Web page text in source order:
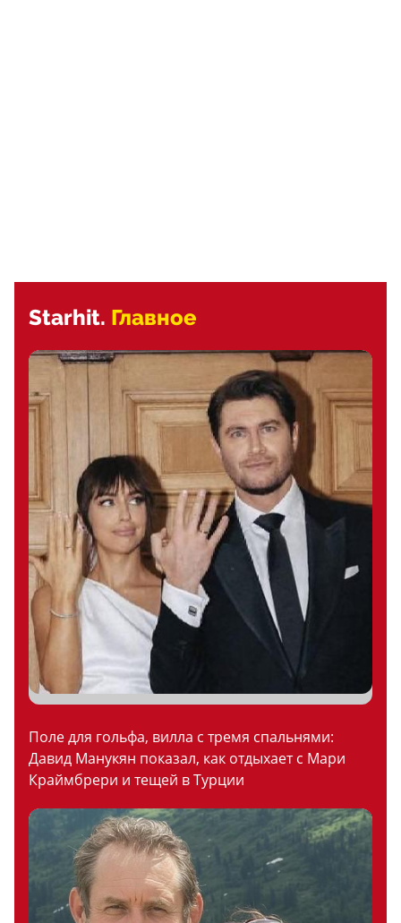
Starhit. Главное
Поле для гольфа, вилла с тремя спальнями:
Давид Манукян показал, как отдыхает с Мари
Краймбрери и тещей в Турции